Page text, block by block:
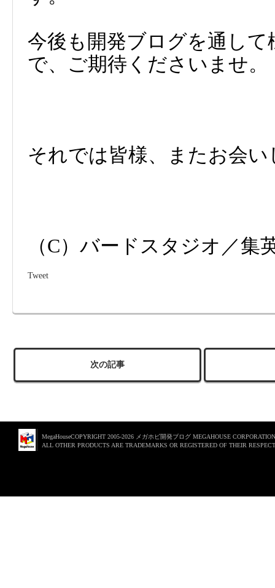
今後も開発ブログを通し
で、ご期待くださいませ。
それでは皆様、またお会
（C）バードスタジオ／
Tweet
次の記事
MegaHouseCOPYRIGHT 2005-2026 メガホビ開発ブログ MEGAHOUSE
ALL OTHER PRODUCTS ARE TRADEMARKS OR REGISTERED OF THEIR